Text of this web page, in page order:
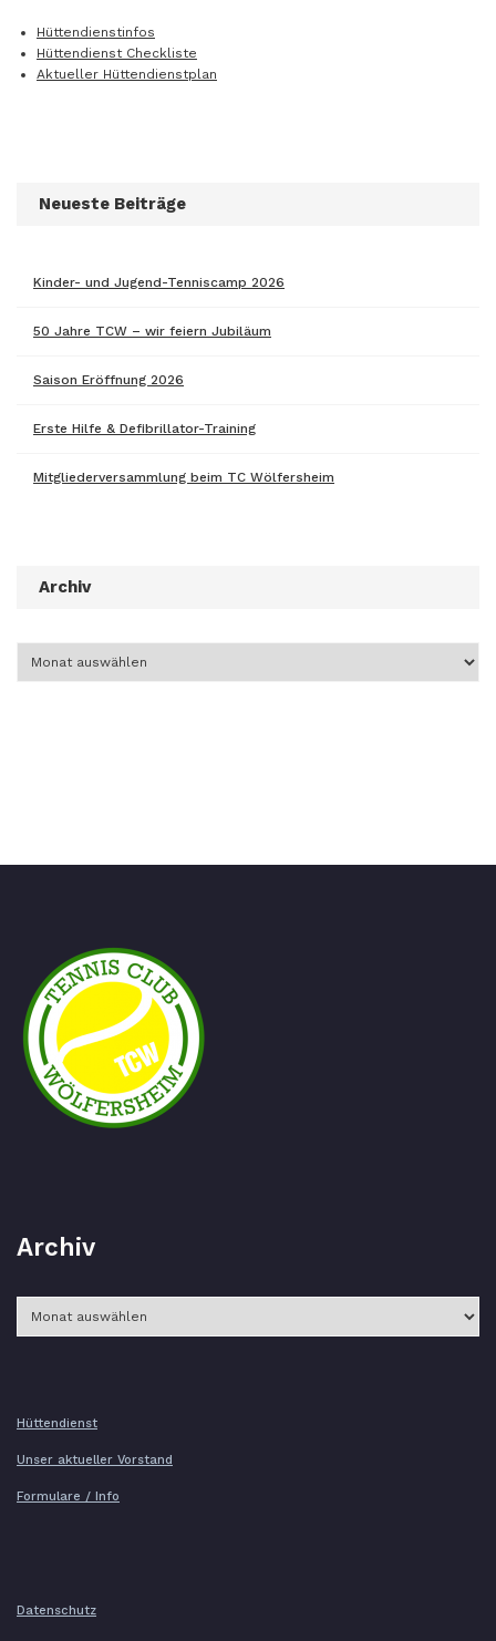
Hüttendienstinfos
Hüttendienst Checkliste
Aktueller Hüttendienstplan
Neueste Beiträge
Kinder- und Jugend-Tenniscamp 2026
50 Jahre TCW – wir feiern Jubiläum
Saison Eröffnung 2026
Erste Hilfe & Defibrillator-Training
Mitgliederversammlung beim TC Wölfersheim
Archiv
Archiv
Hüttendienst
Unser aktueller Vorstand
Formulare / Info
Datenschutz